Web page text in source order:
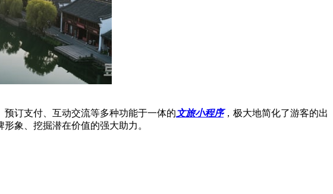
订支付、互动交流等多种功能于一体的文旅小程序，极大地简化了游客的出
象、挖掘潜在价值的强大助力。